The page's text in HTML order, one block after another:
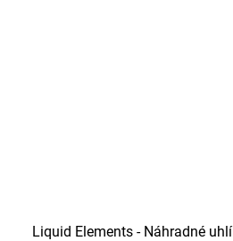
Liquid Elements - Náhradné